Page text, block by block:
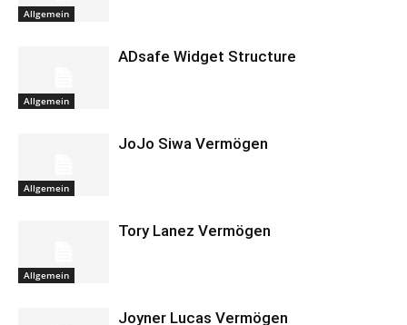
Allgemein
Allgemein
ADsafe Widget Structure
Allgemein
JoJo Siwa Vermögen
Allgemein
Tory Lanez Vermögen
Joyner Lucas Vermögen